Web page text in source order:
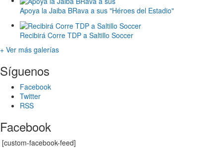
Apoya la Jaiba BRava a sus "Héroes del Estadio"
Recibirá Corre TDP a Saltillo Soccer
+ Ver más galerías
Síguenos
Facebook
Twitter
RSS
Facebook
[custom-facebook-feed]